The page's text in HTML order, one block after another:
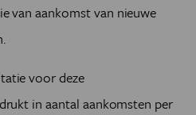
van aankomst van nieuwe
voor deze
in aantal aankomsten per